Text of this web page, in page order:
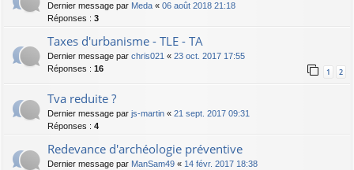
Dernier message par Meda « 06 août 2018 21:18
Réponses : 3
Taxes d'urbanisme - TLE - TA
Dernier message par chris021 « 23 oct. 2017 17:55
Réponses : 16 1 2
Tva reduite ?
Dernier message par js-martin « 21 sept. 2017 09:31
Réponses : 4
Redevance d'archéologie préventive
Dernier message par ManSam49 « 14 févr. 2017 18:38